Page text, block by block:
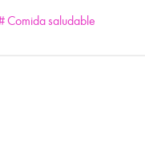
Comida saludable